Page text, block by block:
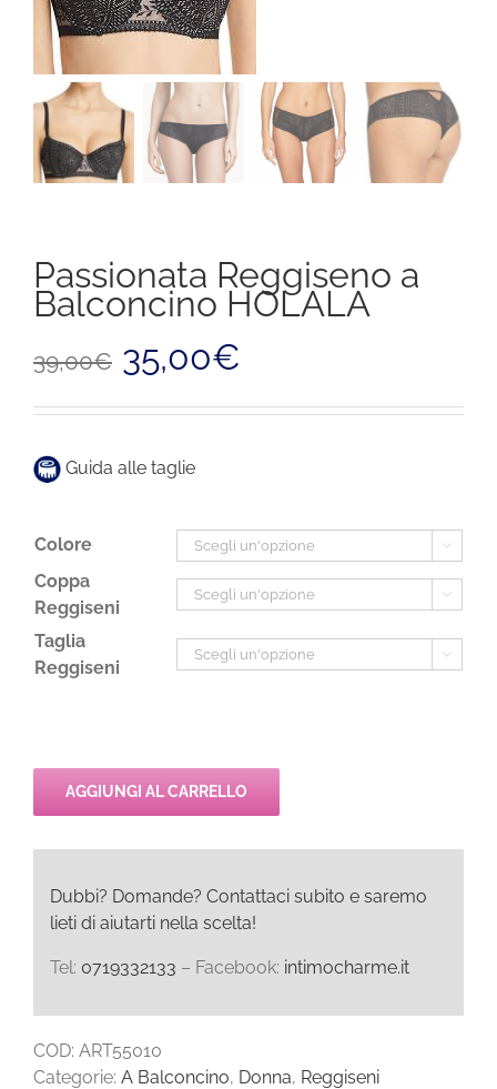
Passionata Reggiseno a
Balconcino HOLALA
39,00€ prezzo
era:
35,00€
è:
Guida alle taglie
Colore 
Coppa
Reggiseni

Taglia
Reggiseni

AGGIUNGI AL CARRELLO
Dubbi? Domande? Contattaci subito e saremo
lieti di aiutarti nella scelta!
Tel: 0719332133 – Facebook: intimocharme.it
COD: ART55010
Categorie: A Balconcino, Donna, Reggiseni